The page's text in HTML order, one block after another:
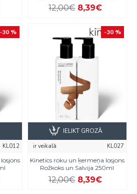
12,00€ 8,39€
-30 %
KL012
-30 %
ir veikalā
KL027
Kinetics roku un ķermeņa losjons
Rožkoks un Salvija 250ml
12,00€ 8,39€
IELIKT GROZĀ